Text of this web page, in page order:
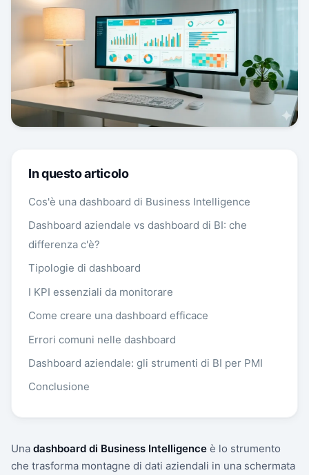
In questo articolo
Cos'è una dashboard di Business Intelligence
Dashboard aziendale vs dashboard di BI: che
differenza c'è?
Tipologie di dashboard
I KPI essenziali da monitorare
Come creare una dashboard efficace
Errori comuni nelle dashboard
Dashboard aziendale: gli strumenti di BI per PMI
Conclusione
Una dashboard di Business Intelligence è lo strumento
che trasforma montagne di dati aziendali in una schermata